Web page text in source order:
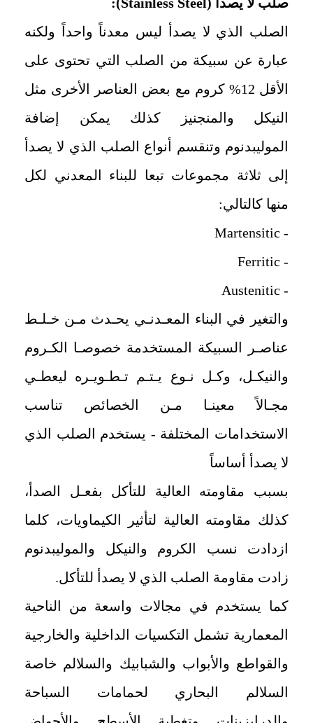
الصلب الذي لا يصدأ ليس معدناً واحداً ولكنه
عبارة عن سبيكة من الصلب
التي تحتوى على
الأقل 12% كروم مع بعض العناصر الأخرى مثل
النيكل والمنجنيز
كذلك يمكن إضافة
الموليبدنوم وتنقسم أنواع الصلب الذي لا يصدأ
إلى ثلاثة
مجموعات تبعا للبناء المعدني لكل
منها كالتالي:
- Martensitic
- Ferritic
- Austenitic
والتغير في البناء المعـدنـي يحـدث مـن خـلـط
عناصـر السبيكة المستخدمة خصوصـا الكـروم
والنيكـل، وكـل نـوع يـتـم تـطـويـره ليعطـي
مجـالاً معينـا مـن الخصائص تناسب
الاستخدامات المختلفة - يستخدم الصلب الذي
لا يصدأ أساساً
بسبب مقاومته العالية للتأكل بفعـل الصدأ،
كذلك مقاومته العالية لتأثير الكيماويات، كلما
ازدادت نسب الكروم والنيكل والموليبدنوم
زادت مقاومة الصلب الذي لا يصدأ للتأكل.
كما يستخدم في مجالات واسعة من الناحية
المعمارية تشمل التكسيات الداخلية والخارجية
والقواطع والأبواب والشبابيك والسلالم خاصة
السلالم البحاري لحمامات السباحة